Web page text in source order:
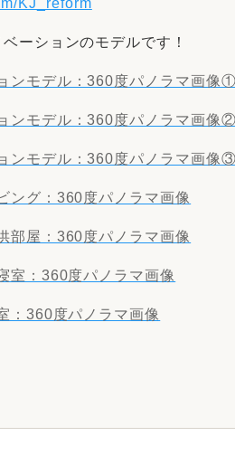
KJ_reform
ーションのモデルです！
ンモデル：360度パノラマ画像①
ンモデル：360度パノラマ画像②
ンモデル：360度パノラマ画像③
ング：360度パノラマ画像
部屋：360度パノラマ画像
室：360度パノラマ画像
：360度パノラマ画像